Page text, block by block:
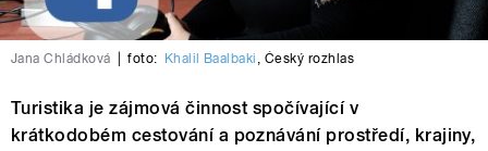
Jana Chládková foto: Khalil Baalbaki , Český rozhlas
Turistika je zájmová činnost spočívající v
krátkodobém cestování a poznávání prostředí, krajiny,